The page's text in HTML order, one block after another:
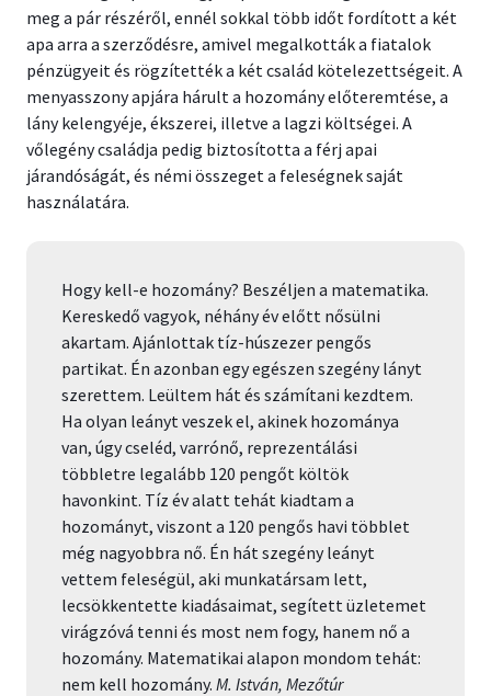
meg a pár részéről, ennél sokkal több időt fordított a két
apa arra a szerződésre, amivel megalkották a fiatalok
pénzügyeit és rögzítették a két család kötelezettségeit. A
menyasszony apjára hárult a hozomány előteremtése, a
lány kelengyéje, ékszerei, illetve a lagzi költségei. A
vőlegény családja pedig biztosította a férj apai
járandóságát, és némi összeget a feleségnek saját
használatára.
Hogy kell-e hozomány? Beszéljen a matematika.
Kereskedő vagyok, néhány év előtt nősülni
akartam. Ajánlottak tíz-húszezer pengős
partikat. Én azonban egy egészen szegény lányt
szerettem. Leültem hát és számítani kezdtem.
Ha olyan leányt veszek el, akinek hozománya
van, úgy cseléd, varrónő, reprezentálási
többletre legalább 120 pengőt költök
havonkint. Tíz év alatt tehát kiadtam a
hozományt, viszont a 120 pengős havi többlet
még nagyobbra nő. Én hát szegény leányt
vettem feleségül, aki munkatársam lett,
lecsökkentette kiadásaimat, segített üzletemet
virágzóvá tenni és most nem fogy, hanem nő a
hozomány. Matematikai alapon mondom tehát:
nem kell hozomány. M. István, Mezőtúr